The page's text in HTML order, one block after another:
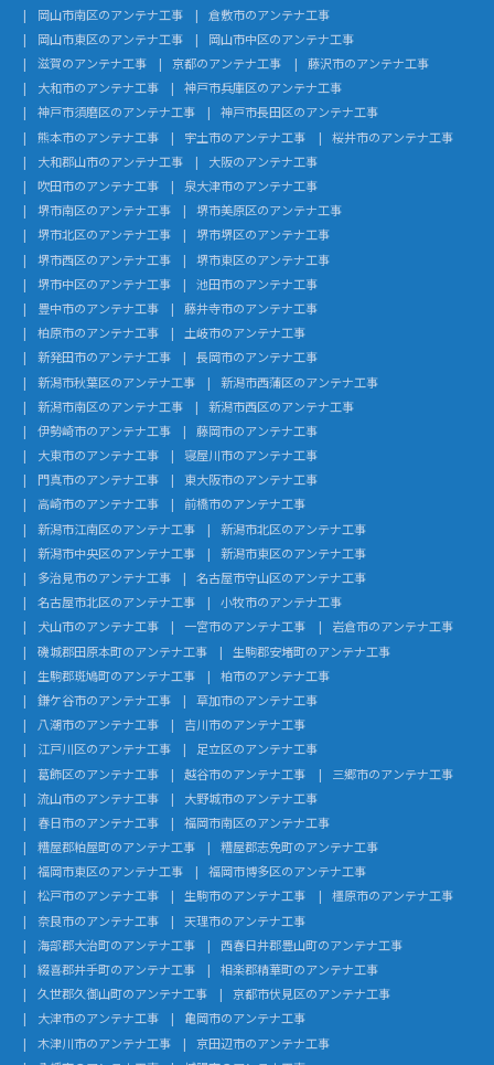
岡山市南区のアンテナ工事
倉敷市のアンテナ工事
岡山市東区のアンテナ工事
岡山市中区のアンテナ工事
滋賀のアンテナ工事
京都のアンテナ工事
藤沢市のアンテナ工事
大和市のアンテナ工事
神戸市兵庫区のアンテナ工事
神戸市須磨区のアンテナ工事
神戸市長田区のアンテナ工事
熊本市のアンテナ工事
宇土市のアンテナ工事
桜井市のアンテナ工事
大和郡山市のアンテナ工事
大阪のアンテナ工事
吹田市のアンテナ工事
泉大津市のアンテナ工事
堺市南区のアンテナ工事
堺市美原区のアンテナ工事
堺市北区のアンテナ工事
堺市堺区のアンテナ工事
堺市西区のアンテナ工事
堺市東区のアンテナ工事
堺市中区のアンテナ工事
池田市のアンテナ工事
豊中市のアンテナ工事
藤井寺市のアンテナ工事
柏原市のアンテナ工事
土岐市のアンテナ工事
新発田市のアンテナ工事
長岡市のアンテナ工事
新潟市秋葉区のアンテナ工事
新潟市西蒲区のアンテナ工事
新潟市南区のアンテナ工事
新潟市西区のアンテナ工事
伊勢崎市のアンテナ工事
藤岡市のアンテナ工事
大東市のアンテナ工事
寝屋川市のアンテナ工事
門真市のアンテナ工事
東大阪市のアンテナ工事
高崎市のアンテナ工事
前橋市のアンテナ工事
新潟市江南区のアンテナ工事
新潟市北区のアンテナ工事
新潟市中央区のアンテナ工事
新潟市東区のアンテナ工事
多治見市のアンテナ工事
名古屋市守山区のアンテナ工事
名古屋市北区のアンテナ工事
小牧市のアンテナ工事
犬山市のアンテナ工事
一宮市のアンテナ工事
岩倉市のアンテナ工事
磯城郡田原本町のアンテナ工事
生駒郡安堵町のアンテナ工事
生駒郡斑鳩町のアンテナ工事
柏市のアンテナ工事
鎌ケ谷市のアンテナ工事
草加市のアンテナ工事
八潮市のアンテナ工事
吉川市のアンテナ工事
江戸川区のアンテナ工事
足立区のアンテナ工事
葛飾区のアンテナ工事
越谷市のアンテナ工事
三郷市のアンテナ工事
流山市のアンテナ工事
大野城市のアンテナ工事
春日市のアンテナ工事
福岡市南区のアンテナ工事
糟屋郡粕屋町のアンテナ工事
糟屋郡志免町のアンテナ工事
福岡市東区のアンテナ工事
福岡市博多区のアンテナ工事
松戸市のアンテナ工事
生駒市のアンテナ工事
橿原市のアンテナ工事
奈良市のアンテナ工事
天理市のアンテナ工事
海部郡大治町のアンテナ工事
西春日井郡豊山町のアンテナ工事
綴喜郡井手町のアンテナ工事
相楽郡精華町のアンテナ工事
久世郡久御山町のアンテナ工事
京都市伏見区のアンテナ工事
大津市のアンテナ工事
亀岡市のアンテナ工事
木津川市のアンテナ工事
京田辺市のアンテナ工事